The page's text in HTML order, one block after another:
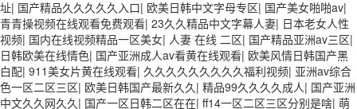
址| 国产精品久久久久久入口| 欧美日韩中文字母专区| 国产美女啪啪av|
青青操视频在线观看免费观看| 23久久精品中文字幕人妻| 日本老女人性
视频| 国内在线视频精品一区美女| 人妻 在线 二区| 国产精品亚洲av三区|
日韩欧美在线情色| 国产亚洲成人av看黄在线观看| 欧美风情日韩国产黑
白配| 911美女片黄在线观看| 久久久久久久久久久福利视频| 亚洲av综合
色一区二区三区| 欧美日韩国产最新久久 | 精品99久久久久成人| 国产亚洲
中文久久网久久 | 国产一区日韩二区在在| ff14一区二区三区分别是啥| 萌